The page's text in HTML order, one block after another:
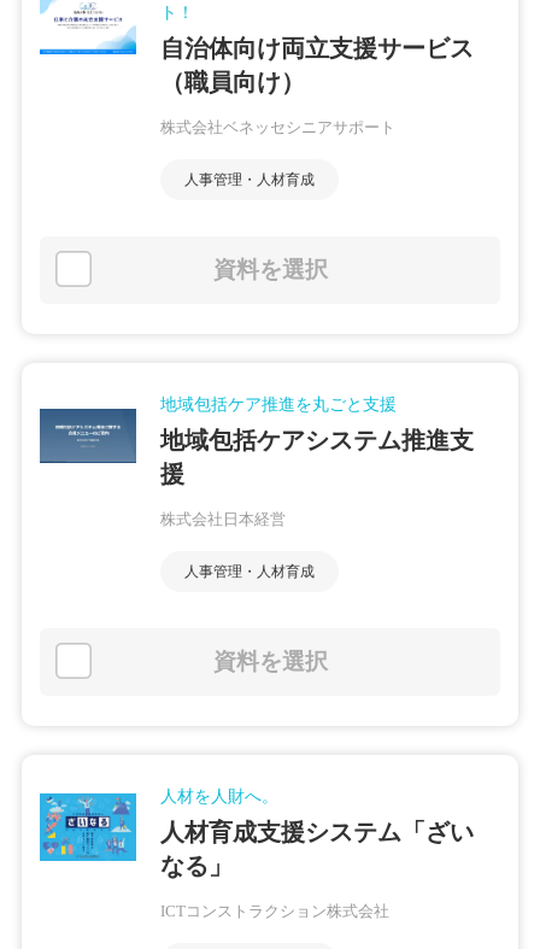
ト！
自治体向け両立支援サービス
（職員向け）
株式会社ベネッセシニアサポート
人事管理・人材育成
資料を選択
地域包括ケア推進を丸ごと支援
地域包括ケアシステム推進支
援
株式会社日本経営
人事管理・人材育成
資料を選択
人材を人財へ。
人材育成支援システム「ざい
なる」
ICTコンストラクション株式会社